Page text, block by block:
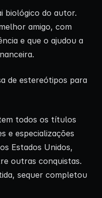
biológico do autor.
amigo, com
e que o ajudou a
de estereótipos para
todos os títulos
e especializações
Estados Unidos,
outras conquistas.
sequer completou